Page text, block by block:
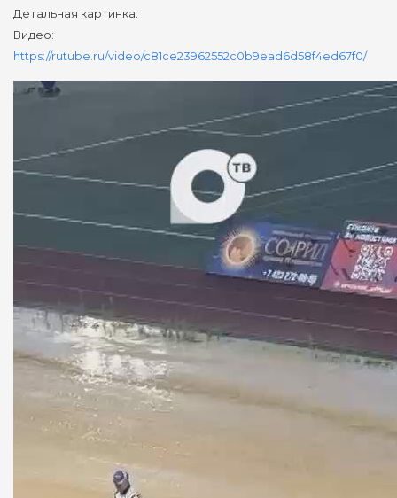
Детальная картинка:
Видео:
https://rutube.ru/video/c81ce23962552c0b9ead6d58f4ed67f0/